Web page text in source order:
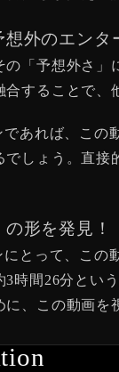
想外のエン
の「予想外さ
合することで
あれば、こ
しょう。直
形を発見！
とって、こ
3時間26分とい
に、この動画